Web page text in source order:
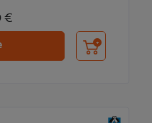
€
Ajouter au